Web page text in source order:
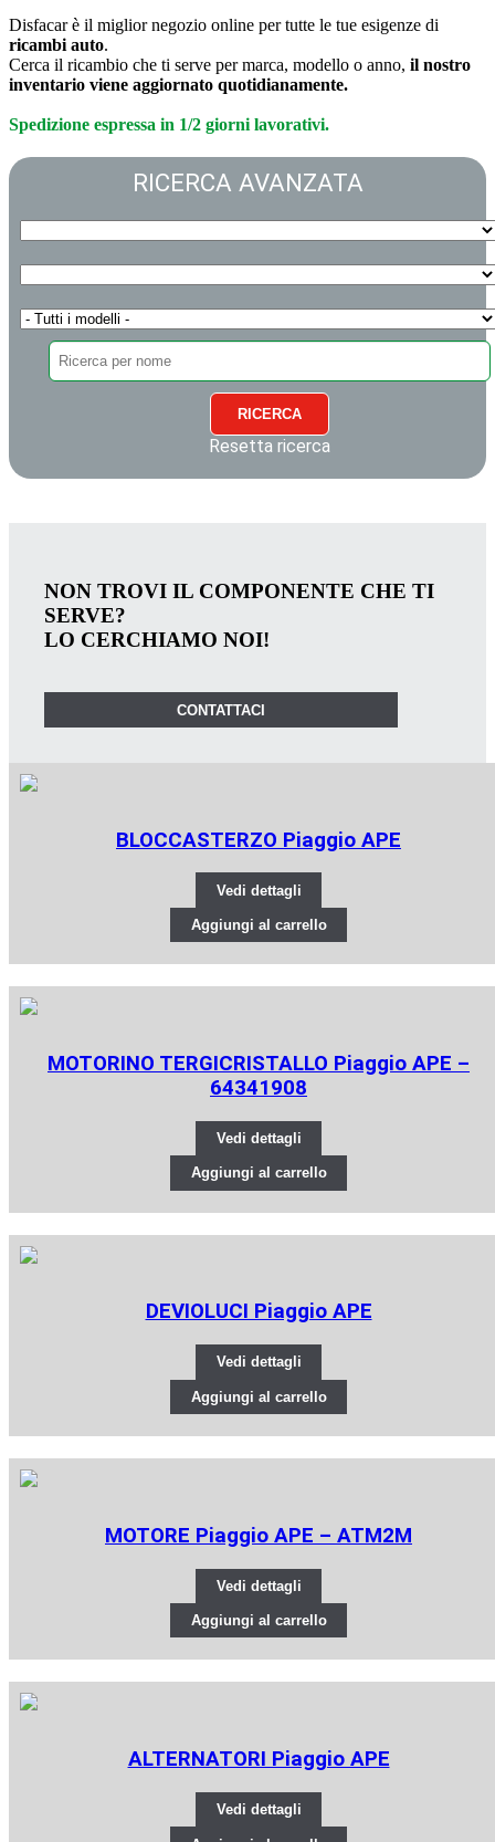
Disfacar è il miglior negozio online per tutte le tue esigenze di
ricambi auto.
Cerca il ricambio che ti serve per marca, modello o anno, il nostro
inventario viene aggiornato quotidianamente.
Spedizione espressa in 1/2 giorni lavorativi.
RICERCA AVANZATA
RICERCA
Resetta ricerca
NON TROVI IL COMPONENTE CHE TI
SERVE?
LO CERCHIAMO NOI!
CONTATTACI
BLOCCASTERZO Piaggio APE
Vedi dettagli
Aggiungi al carrello
MOTORINO TERGICRISTALLO Piaggio APE –
64341908
Vedi dettagli
Aggiungi al carrello
DEVIOLUCI Piaggio APE
Vedi dettagli
Aggiungi al carrello
MOTORE Piaggio APE – ATM2M
Vedi dettagli
Aggiungi al carrello
ALTERNATORI Piaggio APE
Vedi dettagli